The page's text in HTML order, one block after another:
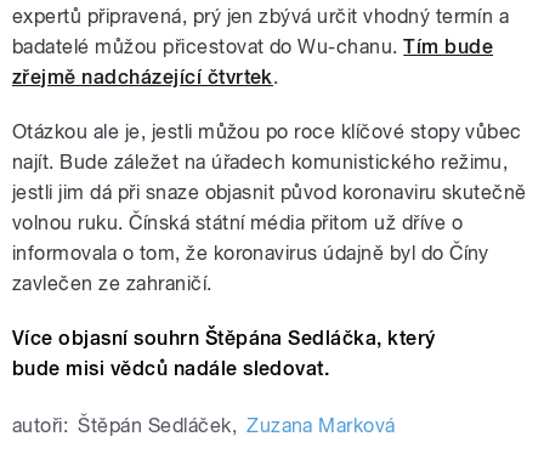
expertů připravená, prý jen zbývá určit vhodný termín a
badatelé můžou přicestovat do Wu-chanu.Tím bude
zřejmě nadcházející čtvrtek.
Otázkou ale je, jestli můžou po roce klíčové stopy vůbec
najít. Bude záležet na úřadech komunistického režimu,
jestli jim dá při snaze objasnit původ koronaviru skutečně
volnou ruku. Čínská státní média přitom už dříve o
informovala o tom, že koronavirus údajně byl do Číny
zavlečen ze zahraničí.
Více objasní souhrn Štěpána Sedláčka, který
bude misi vědců nadále sledovat.
autoři: Štěpán Sedláček, Zuzana Marková